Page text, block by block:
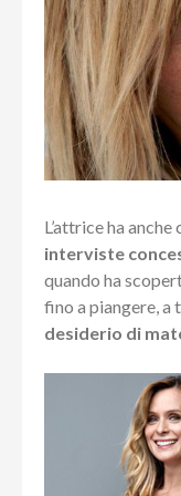
L’attrice ha
interviste
quando ha
fino a piangere, a
desiderio di